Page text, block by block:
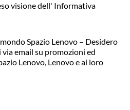
visione dell' Informativa
Spazio Lenovo – Desidero
email su promozioni ed
Lenovo, Lenovo e ai loro